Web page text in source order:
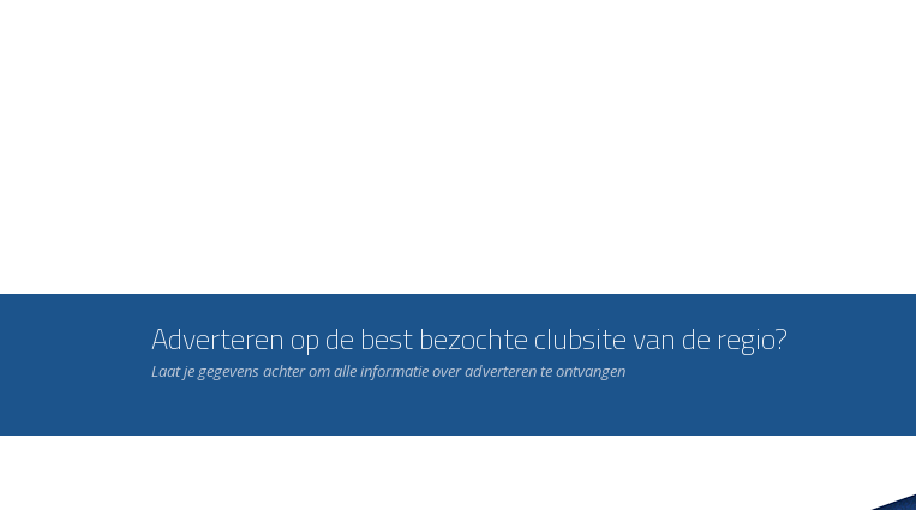
Adverteren op de best bezochte clubsite van de regio?
Laat je gegevens achter om alle informatie over adverteren te ontvangen